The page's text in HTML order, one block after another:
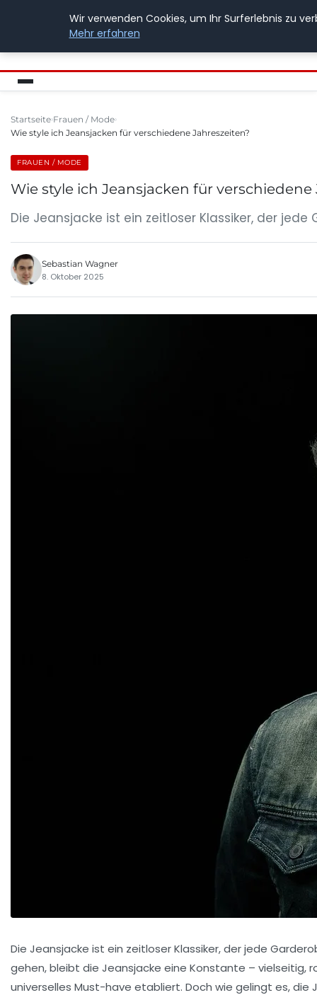
BUSSICHARLY
Startseite Frauen / Mode
Wie style ich Jeansjacken für verschiedene Jahreszeiten?
FRAUEN / MODE
Wie style ich Jeansjacken für verschiedene
Die Jeansjacke ist ein zeitloser Klassiker, der
Sebastian Wagner
8. Oktober 2025
Die Jeansjacke ist ein zeitloser Klassiker, der jede
gehen, bleibt die Jeansjacke eine Konstante – vielseitig,
universelles Must-have etabliert. Doch wie gelingt es, die
Wir verwenden Cookies, um Ihr Surferlebnis zu
Mehr erfahren